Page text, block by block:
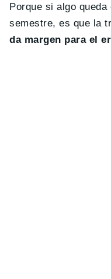
Porque si algo
semestre, es que la
da margen para el